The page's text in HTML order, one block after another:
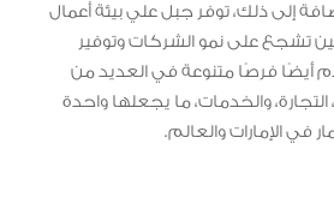
إلى ذلك، توفر جبل علي بيئة أعمال
تشجع على نمو الشركات وتوفير
أيضًا فرصًا متنوعة في العديد من
والخدمات، ما يجعلها واحدة
في الإمارات والعالم.